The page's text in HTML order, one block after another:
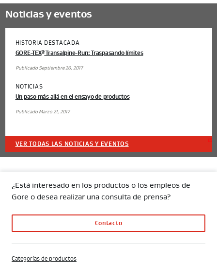
Noticias y eventos
HISTORIA DESTACADA
GORE-TEX®Transalpine-Run: Traspasando límites
Publicado Septiembre 26, 2017
NOTICIAS
Un paso más allá en el ensayo de productos
Publicado Marzo 21, 2017
VER TODAS LAS NOTICIAS Y EVENTOS
¿Está interesado en los productos o los empleos de
Gore o desea realizar una consulta de prensa?
Contacto
Categorías de productos